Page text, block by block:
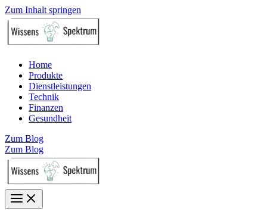
Zum Inhalt springen
Home
Produkte
Dienstleistungen
Technik
Finanzen
Gesundheit
Zum Blog
Zum Blog